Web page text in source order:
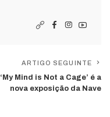
ARTIGO SEGUINTE
‘My Mind is Not a Cage’ é a
nova exposição da Nave